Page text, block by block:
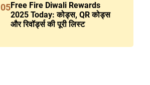
05Free Fire Diwali Rewards
2025 Today: कोड्स, QR कोड्स
और रिवॉर्ड्स की पूरी लिस्ट